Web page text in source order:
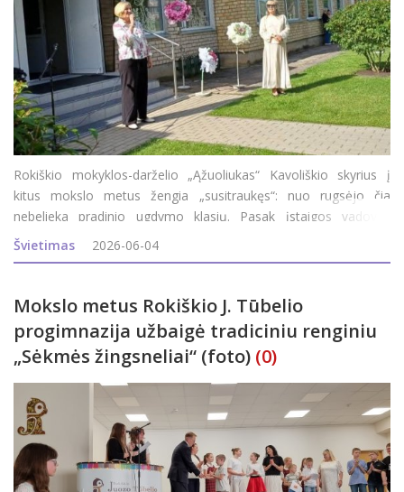
Rokiškio mokyklos-darželio „Ąžuoliukas“ Kavoliškio skyrius į
kitus mokslo metus žengia „susitraukęs“: nuo rugsėjo čia
nebelieka pradinio ugdymo klasių. Pasak įstaigos vadovės
Romualdos Cegelskienės, mintys, kad skyriuje gali nebelikti
pradinio ugdymo klasių, jų
Švietimas 2026-06-04
Mokslo metus Rokiškio J. Tūbelio
progimnazija užbaigė tradiciniu renginiu
„Sėkmės žingsneliai“ (foto) (0)